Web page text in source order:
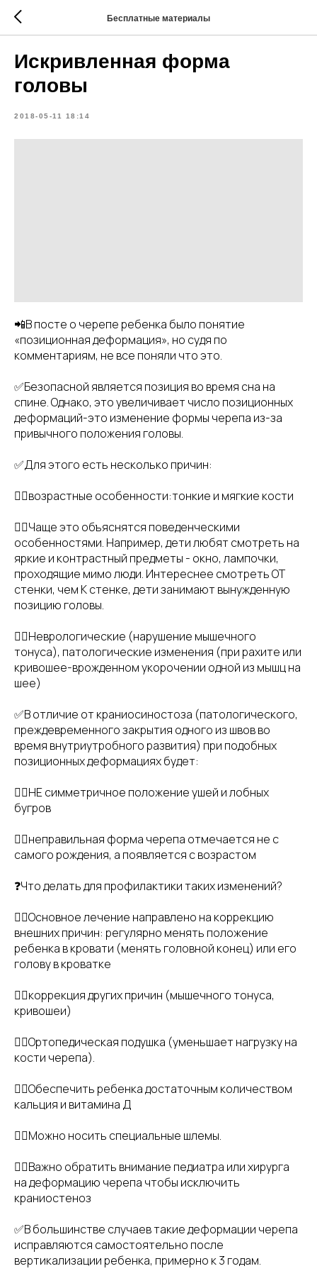
Бесплатные материалы
Искривленная форма
головы
2018-05-11 18:14
📲В посте о черепе ребенка было понятие
«позиционная деформация», но судя по
комментариям, не все поняли что это.
✅Безопасной является позиция во время сна на
спине. Однако, это увеличивает число позиционных
деформаций-это изменение формы черепа из-за
привычного положения головы.
✅Для этого есть несколько причин:
👉🏻возрастные особенности:тонкие и мягкие кости
👉🏻Чаще это объяснятся поведенческими
особенностями. Например, дети любят смотреть на
яркие и контрастный предметы - окно, лампочки,
проходящие мимо люди. Интереснее смотреть ОТ
стенки, чем К стенке, дети занимают вынужденную
позицию головы.
👉🏻Неврологические (нарушение мышечного
тонуса), патологические изменения (при рахите или
кривошее-врожденном укорочении одной из мышц на
шее)
✅В отличие от краниосиностоза (патологического,
преждевременного закрытия одного из швов во
время внутриутробного развития) при подобных
позиционных деформациях будет:
👉🏻НЕ симметричное положение ушей и лобных
бугров
👉🏻неправильная форма черепа отмечается не с
самого рождения, а появляется с возрастом
❓Что делать для профилактики таких изменений?
👉🏻Основное лечение направлено на коррекцию
внешних причин: регулярно менять положение
ребенка в кровати (менять головной конец) или его
голову в кроватке
👉🏻коррекция других причин (мышечного тонуса,
кривошеи)
👉🏻Ортопедическая подушка (уменьшает нагрузку на
кости черепа).
👉🏻Обеспечить ребенка достаточным количеством
кальция и витамина Д
👉🏻Можно носить специальные шлемы.
👉🏻Важно обратить внимание педиатра или хирурга
на деформацию черепа чтобы исключить
краниостеноз
✅В большинстве случаев такие деформации черепа
исправляются самостоятельно после
вертикализации ребенка, примерно к 3 годам.